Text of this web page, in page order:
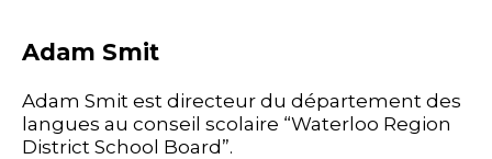
Adam Smit
Adam Smit est directeur du département des
langues au conseil scolaire “Waterloo Region
District School Board”.